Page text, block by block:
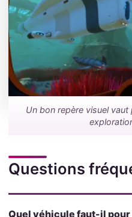
Un bon repère visuel vaut
Questions
Quel véhicule faut-il pour